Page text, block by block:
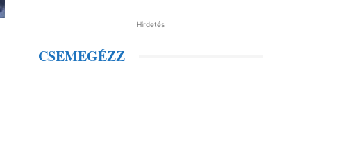
Hirdetés
CSEMEGÉZZ